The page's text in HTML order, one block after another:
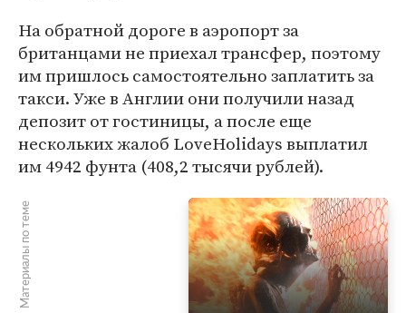
На обратной дороге в аэропорт за
британцами не приехал трансфер, поэтому
им пришлось самостоятельно заплатить за
такси. Уже в Англии они получили назад
депозит от гостиницы, а после еще
нескольких жалоб LoveHolidays выплатил
им 4942 фунта (408,2 тысячи рублей).
Материалы по теме